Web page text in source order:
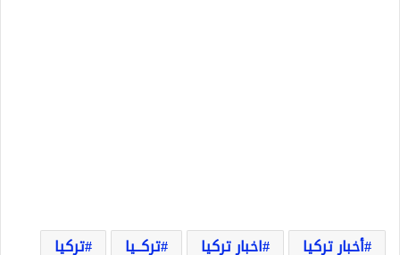
أخبار تركيا اخبار تركيا تركــيا
تركيا